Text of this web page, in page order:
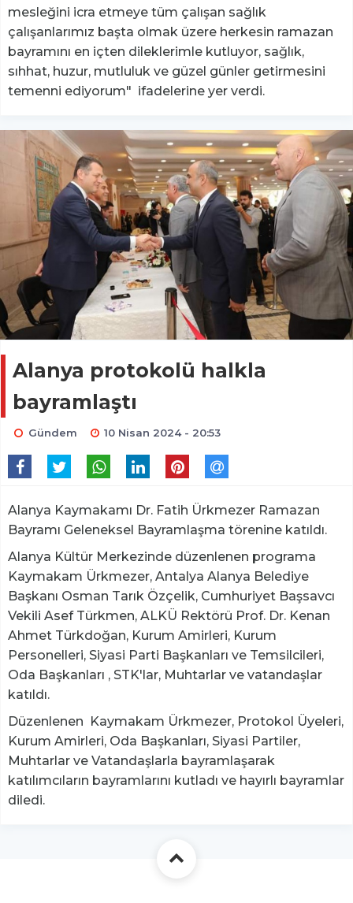
mesleğini icra etmeye tüm çalışan sağlık
çalışanlarımız başta olmak üzere herkesin ramazan
bayramını en içten dileklerimle kutluyor, sağlık,
sıhhat, huzur, mutluluk ve güzel günler getirmesini
temenni ediyorum" ifadelerine yer verdi.
Alanya protokolü halkla
bayramlaştı
Gündem 10 Nisan 2024 - 20:53
Alanya Kaymakamı Dr. Fatih Ürkmezer Ramazan
Bayramı Geleneksel Bayramlaşma törenine katıldı.
Alanya Kültür Merkezinde düzenlenen programa
Kaymakam Ürkmezer, Antalya Alanya Belediye
Başkanı Osman Tarık Özçelik, Cumhuriyet Başsavcı
Vekili Asef Türkmen, ALKÜ Rektörü Prof. Dr. Kenan
Ahmet Türkdoğan, Kurum Amirleri, Kurum
Personelleri, Siyasi Parti Başkanları ve Temsilcileri,
Oda Başkanları , STK'lar, Muhtarlar ve vatandaşlar
katıldı.
Düzenlenen Kaymakam Ürkmezer, Protokol Üyeleri,
Kurum Amirleri, Oda Başkanları, Siyasi Partiler,
Muhtarlar ve Vatandaşlarla bayramlaşarak
katılımcıların bayramlarını kutladı ve hayırlı bayramlar
diledi.